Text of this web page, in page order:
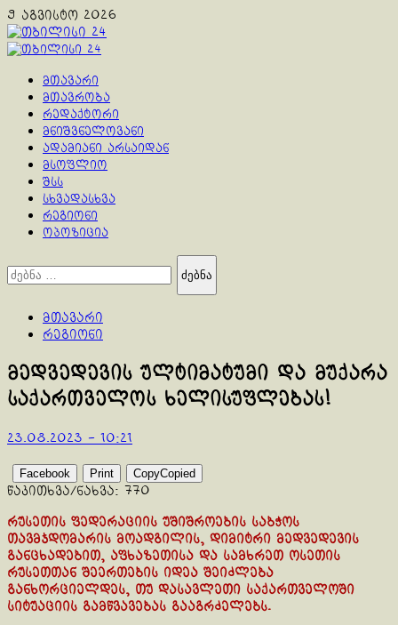
Skip
to
content
9 აგვისტო 2026
Primary
მთავარი
მთავრობა
რედაქტორი
მნიშვნელოვანი
ადამიანი არსაიდან
მსოფლიო
შსს
სხვადასხვა
რეგიონი
ოპოზიცია
ძებნა:
მთავარი
რეგიონი
მედვედევის ულტიმატუმი და მუქარა
საქართველოს ხელისუფლებას!
23.08.2023 - 10:21
Facebook Print CopyCopied
წაკითხვა/ნახვა: 770
რუსეთის ფედერაციის უშიშროების საბჭოს
თავმჯდომარის მოადგილის, დიმიტრი მედვედევის
განცხადებით, აფხაზეთისა და სამხრეთ ოსეთის
რუსეთთან შეერთების იდეა შეიძლება
განხორციელდეს, თუ დასავლეთი საქართველოში
სიტუაციის გამწვავებას გააგრძელებს.